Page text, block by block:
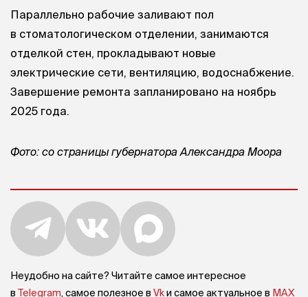
Параллельно рабочие заливают пол
в стоматологическом отделении, занимаются
отделкой стен, прокладывают новые
электрические сети, вентиляцию, водоснабжение.
Завершение ремонта запланировано на ноябрь
2025 года.
Фото: со страницы губернатора Александра Моора
Неудобно на сайте? Читайте самое интересное
в Telegram, самое полезное в Vkи самое актуальное в MAX